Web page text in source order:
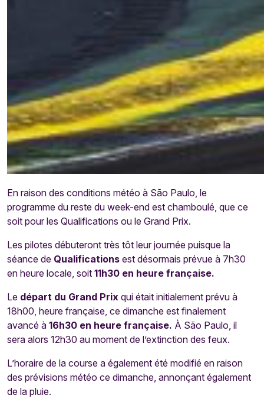
En raison des conditions météo à São Paulo, le
programme du reste du week-end est chamboulé, que ce
soit pour les Qualifications ou le Grand Prix.
Les pilotes débuteront très tôt leur journée puisque la
séance de Qualifications est désormais prévue à 7h30
en heure locale, soit 11h30 en heure française.
Le départ du Grand Prix qui était initialement prévu à
18h00, heure française, ce dimanche est finalement
avancé à 16h30 en heure française. À São Paulo, il
sera alors 12h30 au moment de l’extinction des feux.
L’horaire de la course a également été modifié en raison
des prévisions météo ce dimanche, annonçant également
de la pluie.